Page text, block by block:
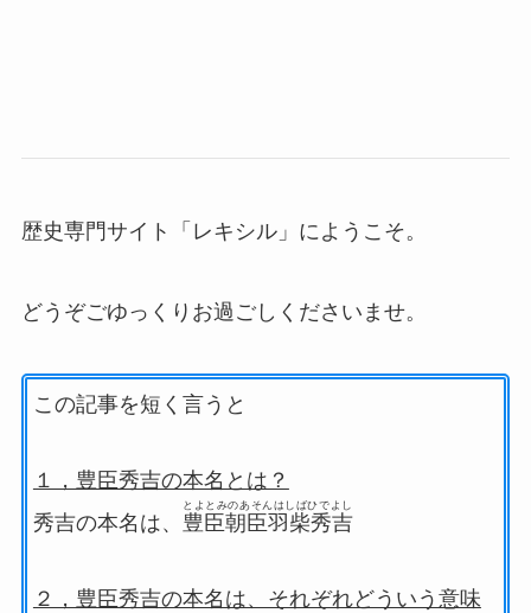
歴史専門サイト「レキシル」にようこそ。
どうぞごゆっくりお過ごしくださいませ。
この記事を短く言うと
１，豊臣秀吉の本名とは？
秀吉の本名は、 豊臣朝臣羽柴秀吉
とよとみのあそんはしばひでよし
２，豊臣秀吉の本名は、それぞれどういう意味